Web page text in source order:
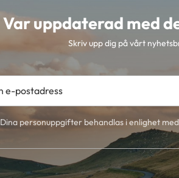
Var uppdaterad med
Skriv upp dig på vårt
Dina personuppgifter behandlas i enlighet